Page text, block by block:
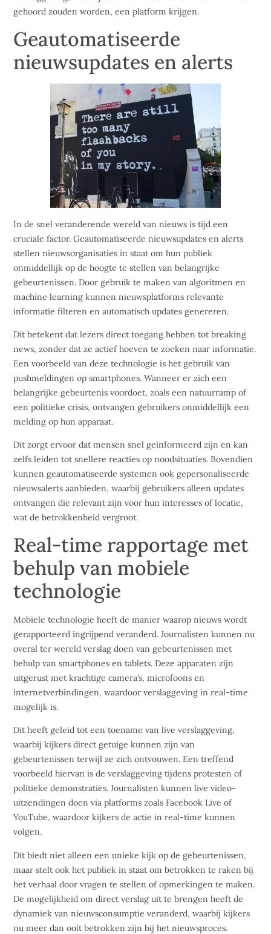
gehoord zouden worden, een platform krijgen.
Geautomatiseerde
nieuwsupdates en alerts
In de snel veranderende wereld van nieuws is tijd een
cruciale factor. Geautomatiseerde nieuwsupdates en alerts
stellen nieuwsorganisaties in staat om hun publiek
onmiddellijk op de hoogte te stellen van belangrijke
gebeurtenissen. Door gebruik te maken van algoritmen en
machine learning kunnen nieuwsplatforms relevante
informatie filteren en automatisch updates genereren.
Dit betekent dat lezers direct toegang hebben tot breaking
news, zonder dat ze actief hoeven te zoeken naar informatie.
Een voorbeeld van deze technologie is het gebruik van
pushmeldingen op smartphones. Wanneer er zich een
belangrijke gebeurtenis voordoet, zoals een natuurramp of
een politieke crisis, ontvangen gebruikers onmiddellijk een
melding op hun apparaat.
Dit zorgt ervoor dat mensen snel geïnformeerd zijn en kan
zelfs leiden tot snellere reacties op noodsituaties. Bovendien
kunnen geautomatiseerde systemen ook gepersonaliseerde
nieuwsalerts aanbieden, waarbij gebruikers alleen updates
ontvangen die relevant zijn voor hun interesses of locatie,
wat de betrokkenheid vergroot.
Real-time rapportage met
behulp van mobiele
technologie
Mobiele technologie heeft de manier waarop nieuws wordt
gerapporteerd ingrijpend veranderd. Journalisten kunnen nu
overal ter wereld verslag doen van gebeurtenissen met
behulp van smartphones en tablets. Deze apparaten zijn
uitgerust met krachtige camera’s, microfoons en
internetverbindingen, waardoor verslaggeving in real-time
mogelijk is.
Dit heeft geleid tot een toename van live verslaggeving,
waarbij kijkers direct getuige kunnen zijn van
gebeurtenissen terwijl ze zich ontvouwen. Een treffend
voorbeeld hiervan is de verslaggeving tijdens protesten of
politieke demonstraties. Journalisten kunnen live video-
uitzendingen doen via platforms zoals Facebook Live of
YouTube, waardoor kijkers de actie in real-time kunnen
volgen.
Dit biedt niet alleen een unieke kijk op de gebeurtenissen,
maar stelt ook het publiek in staat om betrokken te raken bij
het verhaal door vragen te stellen of opmerkingen te maken.
De mogelijkheid om direct verslag uit te brengen heeft de
dynamiek van nieuwsconsumptie veranderd, waarbij kijkers
nu meer dan ooit betrokken zijn bij het nieuwsproces.